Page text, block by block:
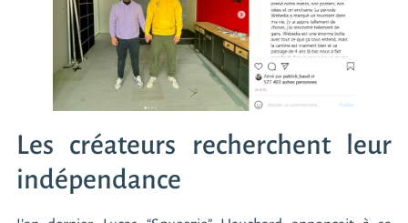
Les créateurs recherchent leur
indépendance